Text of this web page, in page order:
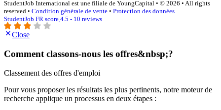
StudentJob International est une filiale de YoungCapital • © 2026 • All rights
reserved • Condition générale de vente • Protection des données
StudentJob FR score 4.5 - 10 reviews
Close
Comment classons-nous les offres&nbsp;?
Classement des offres d'emploi
Pour vous proposer les résultats les plus pertinents, notre moteur de
recherche applique un processus en deux étapes :